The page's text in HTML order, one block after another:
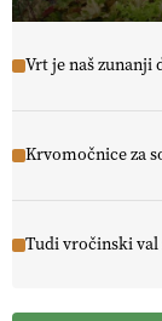
Vrt je naš zunanji
Krvomočnice za
Tudi vročinski